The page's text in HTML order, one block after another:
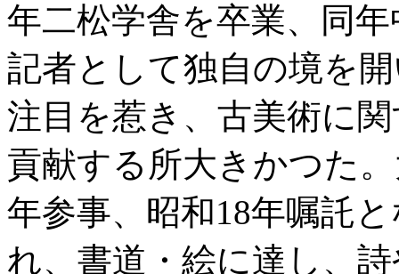
年二松学舎を卒業、同
記者として独自の境を
注目を惹き、古美術に
貢献する所大きかつた
年参事、昭和18年嘱託
れ、書道・絵に達し、